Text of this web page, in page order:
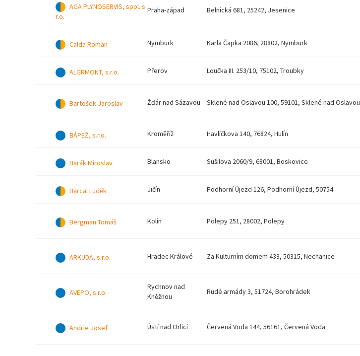
AGA PLYNOSERVIS, spol. s
r.o.
Praha-západ Belnická 681, 25242, Jesenice
Calda Roman Nymburk Karla Čapka 2086, 28802, Nymburk
ALGRMONT, s.r.o. Přerov Loučka III. 253/10, 75102, Troubky
Bartošek Jaroslav Žďár nad Sázavou Sklené nad Oslavou 100, 59101, Sklené nad Oslavou
BÁPEŽ, s.r.o. Kroměříž Havlíčkova 140, 76824, Hulín
Barák Miroslav Blansko Sušilova 2060/9, 68001, Boskovice
Barcal Luděk Jičín Podhorní Újezd 126, Podhorní Újezd, 50754
Bergman Tomáš Kolín Polepy 251, 28002, Polepy
ARKUDA, s.r.o. Hradec Králové Za Kulturním domem 433, 50315, Nechanice
AVEPO, s.r.o.
Rychnov nad
Kněžnou
Rudé armády 3, 51724, Borohrádek
Andrle Josef Ústí nad Orlicí Červená Voda 144, 56161, Červená Voda